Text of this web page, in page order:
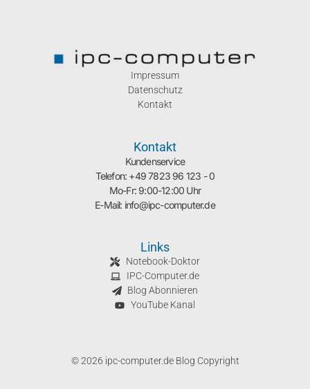
Impressum
Datenschutz
Kontakt
Kontakt
Kundenservice
Telefon: +49 7823 96 123 - 0
Mo-Fr: 9:00-12:00 Uhr
E-Mail: info@ipc-computer.de
Links
Notebook-Doktor
IPC-Computer.de
Blog Abonnieren
YouTube Kanal
© 2026 ipc-computer.de Blog Copyright